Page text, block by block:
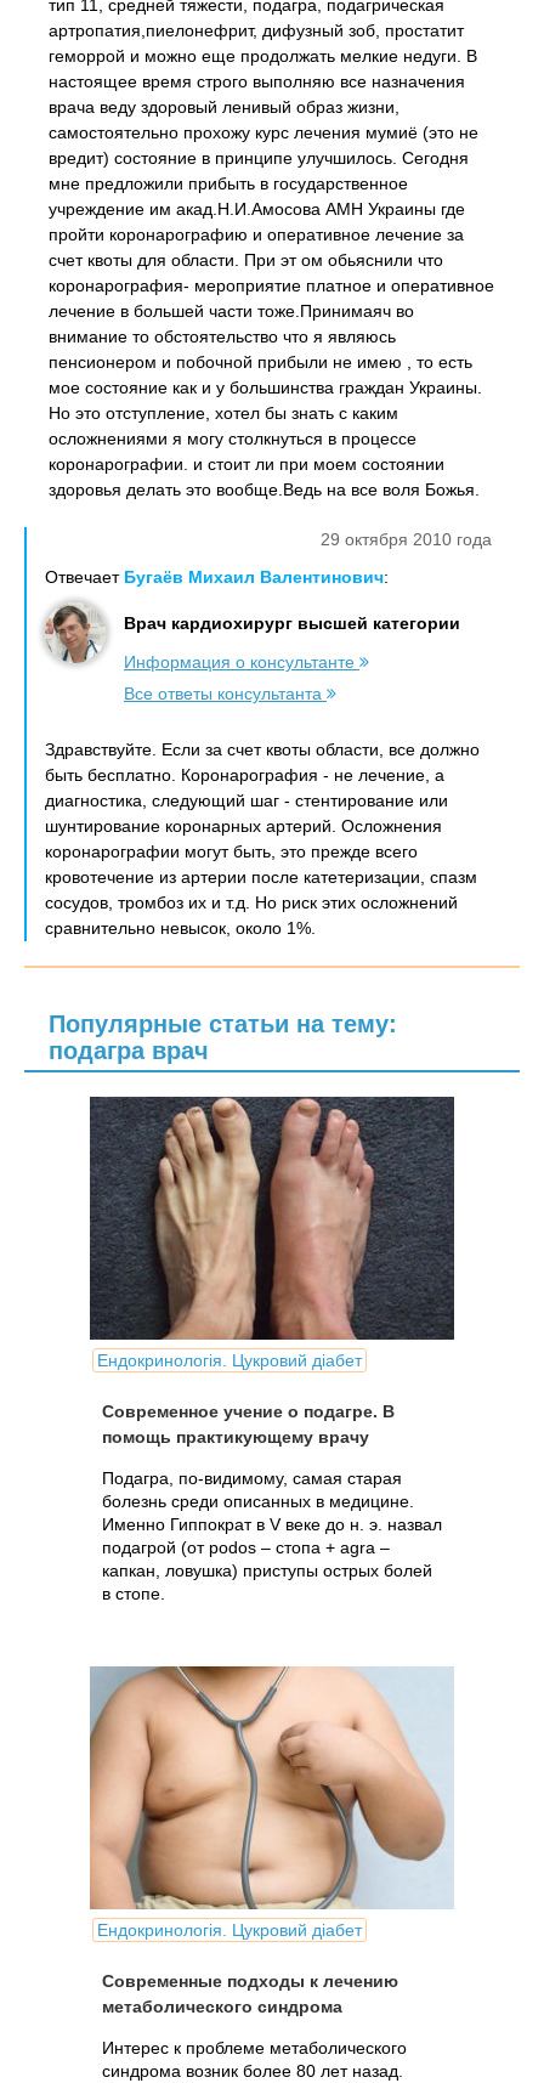
тип 11, средней тяжести, подагра, подагрическая
артропатия,пиелонефрит, дифузный зоб, простатит
геморрой и можно еще продолжать мелкие недуги. В
настоящее время строго выполняю все назначения
врача веду здоровый ленивый образ жизни,
самостоятельно прохожу курс лечения мумиё (это не
вредит) состояние в принципе улучшилось. Сегодня
мне предложили прибыть в государственное
учреждение им акад.Н.И.Амосова АМН Украины где
пройти коронарографию и оперативное лечение за
счет квоты для области. При эт ом обьяснили что
коронарография- мероприятие платное и оперативное
лечение в большей части тоже.Принимаяч во
внимание то обстоятельство что я являюсь
пенсионером и побочной прибыли не имею , то есть
мое состояние как и у большинства граждан Украины.
Но это отступление, хотел бы знать с каким
осложнениями я могу столкнуться в процессе
коронарографии. и стоит ли при моем состоянии
здоровья делать это вообще.Ведь на все воля Божья.
29 октября 2010 года
Отвечает Бугаёв Михаил Валентинович:
Врач кардиохирург высшей категории
Информация о консультанте
Все ответы консультанта
Здравствуйте. Если за счет квоты области, все должно
быть бесплатно. Коронарография - не лечение, а
диагностика, следующий шаг - стентирование или
шунтирование коронарных артерий. Осложнения
коронарографии могут быть, это прежде всего
кровотечение из артерии после катетеризации, спазм
сосудов, тромбоз их и т.д. Но риск этих осложнений
сравнительно невысок, около 1%.
Популярные статьи на тему:
подагра врач
Ендокринологія. Цукровий діабет
Современное учение о подагре. В
помощь практикующему врачу
Подагра, по-видимому, самая старая
болезнь среди описанных в медицине.
Именно Гиппократ в V веке до н. э. назвал
подагрой (от podos – стопа + agra –
капкан, ловушка) приступы острых болей
в стопе.
Ендокринологія. Цукровий діабет
Современные подходы к лечению
метаболического синдрома
Интерес к проблеме метаболического
синдрома возник более 80 лет назад.